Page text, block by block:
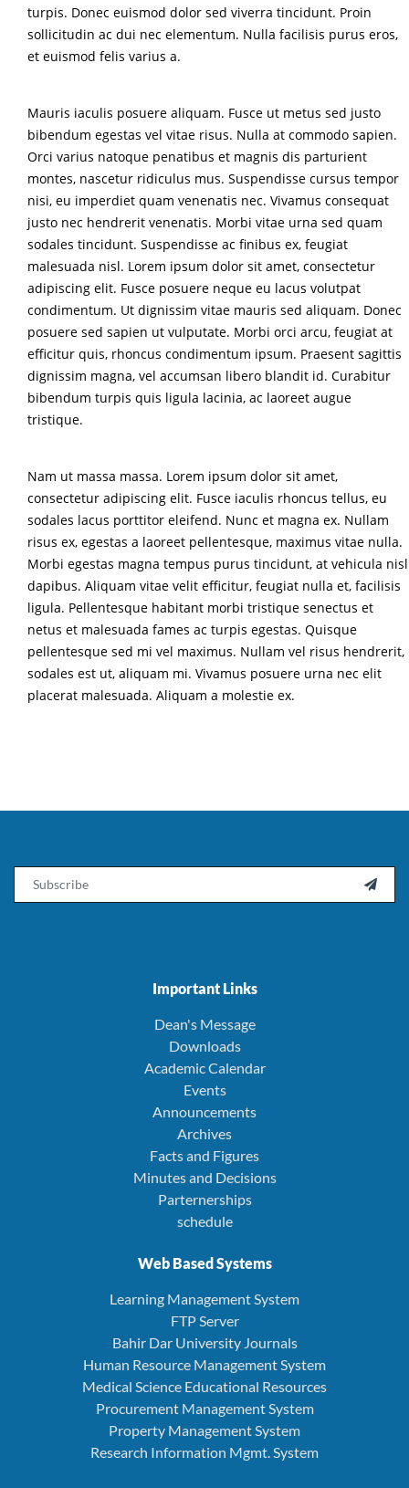
turpis. Donec euismod dolor sed viverra tincidunt. Proin
sollicitudin ac dui nec elementum. Nulla facilisis purus eros,
et euismod felis varius a.
Mauris iaculis posuere aliquam. Fusce ut metus sed justo
bibendum egestas vel vitae risus. Nulla at commodo sapien.
Orci varius natoque penatibus et magnis dis parturient
montes, nascetur ridiculus mus. Suspendisse cursus tempor
nisi, eu imperdiet quam venenatis nec. Vivamus consequat
justo nec hendrerit venenatis. Morbi vitae urna sed quam
sodales tincidunt. Suspendisse ac finibus ex, feugiat
malesuada nisl. Lorem ipsum dolor sit amet, consectetur
adipiscing elit. Fusce posuere neque eu lacus volutpat
condimentum. Ut dignissim vitae mauris sed aliquam. Donec
posuere sed sapien ut vulputate. Morbi orci arcu, feugiat at
efficitur quis, rhoncus condimentum ipsum. Praesent sagittis
dignissim magna, vel accumsan libero blandit id. Curabitur
bibendum turpis quis ligula lacinia, ac laoreet augue
tristique.
Nam ut massa massa. Lorem ipsum dolor sit amet,
consectetur adipiscing elit. Fusce iaculis rhoncus tellus, eu
sodales lacus porttitor eleifend. Nunc et magna ex. Nullam
risus ex, egestas a laoreet pellentesque, maximus vitae nulla.
Morbi egestas magna tempus purus tincidunt, at vehicula nisl
dapibus. Aliquam vitae velit efficitur, feugiat nulla et, facilisis
ligula. Pellentesque habitant morbi tristique senectus et
netus et malesuada fames ac turpis egestas. Quisque
pellentesque sed mi vel maximus. Nullam vel risus hendrerit,
sodales est ut, aliquam mi. Vivamus posuere urna nec elit
placerat malesuada. Aliquam a molestie ex.

Important Links
Dean's Message
Downloads
Academic Calendar
Events
Announcements
Archives
Facts and Figures
Minutes and Decisions
Parternerships
schedule
Web Based Systems
Learning Management System
FTP Server
Bahir Dar University Journals
Human Resource Management System
Medical Science Educational Resources
Procurement Management System
Property Management System
Research Information Mgmt. System